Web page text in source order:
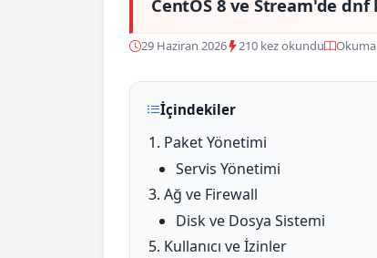
CentOS 8 ve Stream'de
29 Haziran 2026 210 kez okundu
İçindekiler
Paket Yönetimi
Servis Yönetimi
Ağ ve Firewall
Disk ve Dosya Sistemi
Kullanıcı ve İzinler